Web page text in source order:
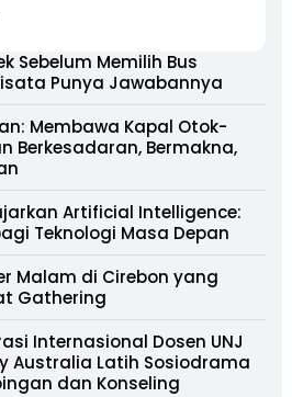
Sebelum Memilih Bus
Punya Jawabannya
Membawa Kapal Otok-
Berkesadaran, Bermakna,
Artificial Intelligence:
Teknologi Masa Depan
Malam di Cirebon yang
Gathering
Internasional Dosen UNJ
Australia Latih Sosiodrama
dan Konseling